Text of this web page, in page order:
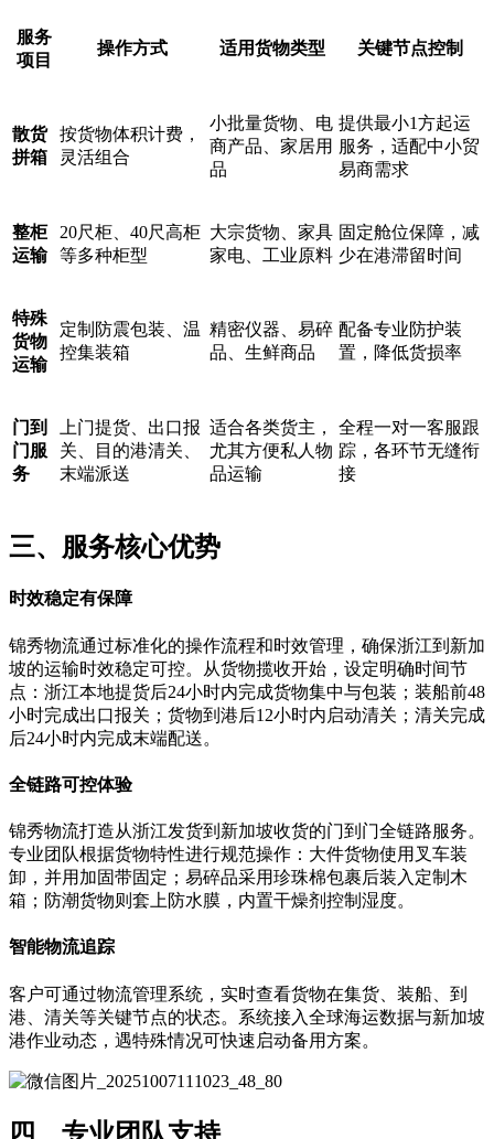
服务
项目
操作方式 适用货物类型 关键节点控制
散货
拼箱
按货物体积计费，
灵活组合
小批量货物、电
商产品、家居用
品
提供最小1方起运
服务，适配中小贸
易商需求
整柜
运输
20尺柜、40尺高柜
等多种柜型
大宗货物、家具
家电、工业原料
固定舱位保障，减
少在港滞留时间
特殊
货物
运输
定制防震包装、温
控集装箱
精密仪器、易碎
品、生鲜商品
配备专业防护装
置，降低货损率
门到
门服
务
上门提货、出口报
关、目的港清关、
末端派送
适合各类货主，
尤其方便私人物
品运输
全程一对一客服跟
踪，各环节无缝衔
接
三、服务核心优势
时效稳定有保障
锦秀物流通过标准化的操作流程和时效管理，确保浙江到新加
坡的运输时效稳定可控。从货物揽收开始，设定明确时间节
点：浙江本地提货后24小时内完成货物集中与包装；装船前48
小时完成出口报关；货物到港后12小时内启动清关；清关完成
后24小时内完成末端配送。
全链路可控体验
锦秀物流打造从浙江发货到新加坡收货的门到门全链路服务。
专业团队根据货物特性进行规范操作：大件货物使用叉车装
卸，并用加固带固定；易碎品采用珍珠棉包裹后装入定制木
箱；防潮货物则套上防水膜，内置干燥剂控制湿度。
智能物流追踪
客户可通过物流管理系统，实时查看货物在集货、装船、到
港、清关等关键节点的状态。系统接入全球海运数据与新加坡
港作业动态，遇特殊情况可快速启动备用方案。
四、专业团队支持